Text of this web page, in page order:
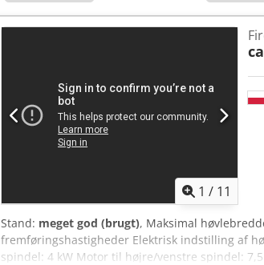
1 / 11
Stand: meget god (brugt), Maksimal
fremføringshastigheder Elektrisk indstilling af
spindel: 4 kW Motor til højre/venstre spindel: